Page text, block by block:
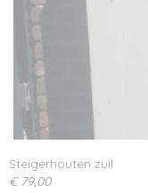
Steigerhouten zuil
€ 79,00